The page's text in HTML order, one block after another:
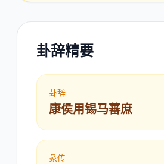
卦辞精要
卦辞
康侯用锡马蕃庶
彖传